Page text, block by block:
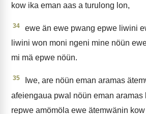
kow ika eman aas a turulong lon,
34
ewe än ewe pwang epwe liwini
liwini won moni ngeni mine nöün
mi mä epwe nöün.
35
Iwe, are nöün eman aramas
afeiengaua pwal nöün eman aramas
repwe amömöla ewe ätemwänin